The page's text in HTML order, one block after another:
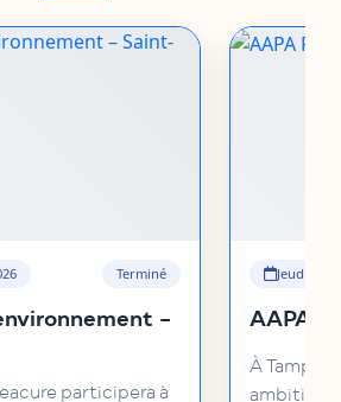
Terminé
–
participera à
Jeudi 14
AAPA
À Tampa,